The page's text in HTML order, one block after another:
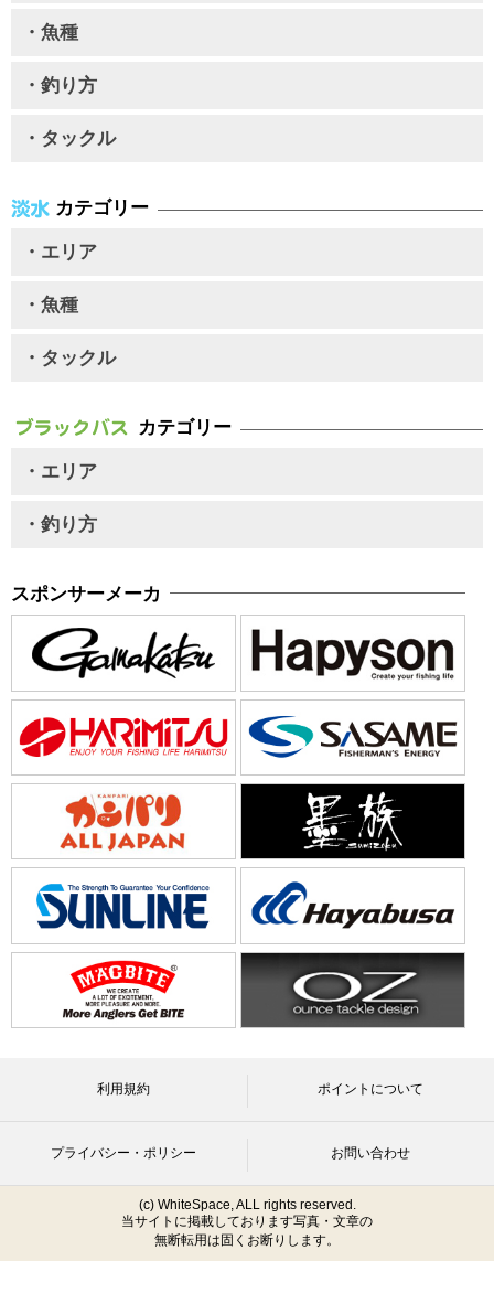
・魚種
・釣り方
・タックル
カテゴリー
・エリア
・魚種
・タックル
カテゴリー
・エリア
・釣り方
スポンサーメーカ
利用規約 ポイントについて
プライバシー・ポリシー お問い合わせ
(c) WhiteSpace, ALL rights reserved.
当サイトに掲載しております写真・文章の
無断転用は固くお断りします。